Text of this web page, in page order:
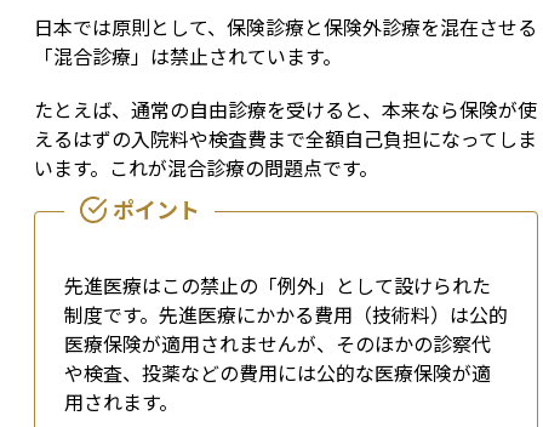
日本では原則として、保険診療と保険外診療を混在させる
「混合診療」は禁止されています。
たとえば、通常の自由診療を受けると、本来なら保険が使
えるはずの入院料や検査費まで全額自己負担になってしま
います。これが混合診療の問題点です。
先進医療はこの禁止の「例外」として設けられた
制度です。先進医療にかかる費用（技術料）は公的
医療保険が適用されませんが、そのほかの診察代
や検査、投薬などの費用には公的な医療保険が適
用されます。